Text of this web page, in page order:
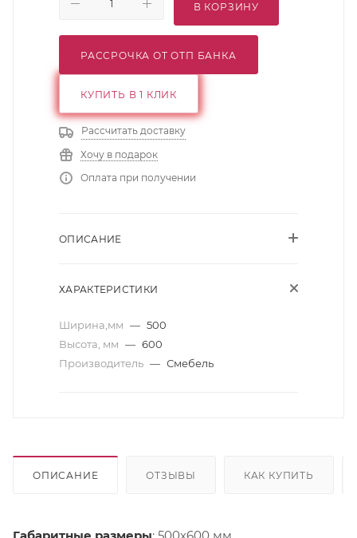
В КОРЗИНУ
РАССРОЧКА ОТ ОТП БАНКА
КУПИТЬ В 1 КЛИК
Рассчитать доставку
Хочу в подарок
Оплата при получении
ОПИСАНИЕ
ХАРАКТЕРИСТИКИ
Ширина,мм — 500
Высота, мм — 600
Производитель — Смебель
ОПИСАНИЕ ОТЗЫВЫ КАК КУПИТЬ